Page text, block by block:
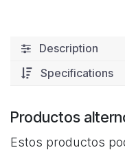
Description
Specifications
Productos
Estos productos